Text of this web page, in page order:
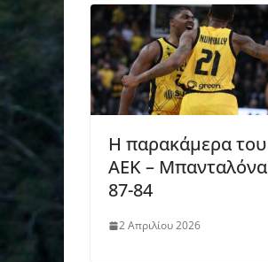
Η παρακάμερα του
ΑΕΚ – Μπανταλόνα
87-84
2 Απριλίου 2026